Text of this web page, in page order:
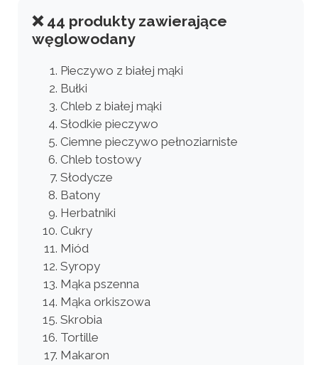
❌ 44 produkty zawierające
węglowodany
Pieczywo z białej mąki
Bułki
Chleb z białej mąki
Słodkie pieczywo
Ciemne pieczywo pełnoziarniste
Chleb tostowy
Słodycze
Batony
Herbatniki
Cukry
Miód
Syropy
Mąka pszenna
Mąka orkiszowa
Skrobia
Tortille
Makaron